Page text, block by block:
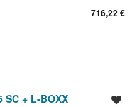
716,22 €
SC + L-BOXX